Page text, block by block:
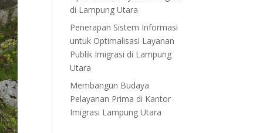
di Lampung Utara
Penerapan Sistem Informasi
untuk Optimalisasi Layanan
Publik Imigrasi di Lampung
Utara
Membangun Budaya
Pelayanan Prima di Kantor
Imigrasi Lampung Utara